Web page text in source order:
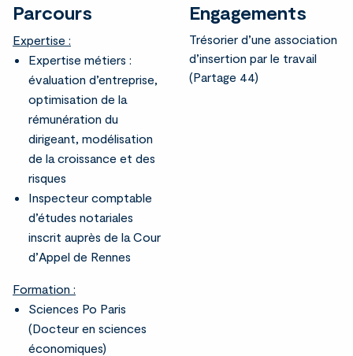
Parcours
Expertise :
Expertise métiers :
évaluation d’entreprise,
optimisation de la
rémunération du
dirigeant, modélisation
de la croissance et des
risques
Inspecteur comptable
d’études notariales
inscrit auprès de la Cour
d’Appel de Rennes
Formation :
Sciences Po Paris
(Docteur en sciences
économiques)
Engagements
Trésorier d’une association
d’insertion par le travail
(Partage 44)